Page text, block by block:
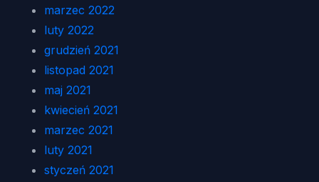
marzec 2022
luty 2022
grudzień 2021
listopad 2021
maj 2021
kwiecień 2021
marzec 2021
luty 2021
styczeń 2021